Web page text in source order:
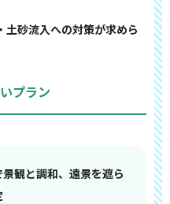
土砂流入への対策が求めら
プラン
観と調和、遠景を遮ら